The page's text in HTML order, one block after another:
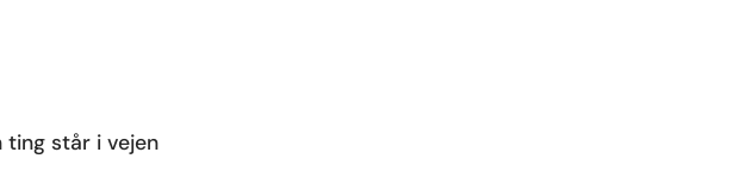
ting står i vejen